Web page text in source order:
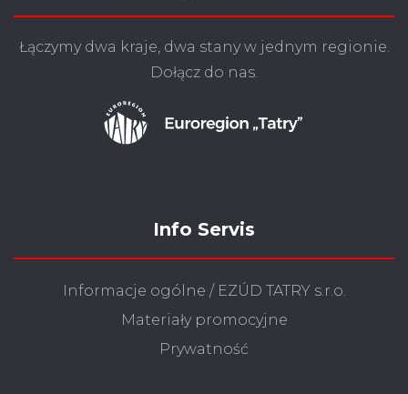
Łączymy dwa kraje, dwa stany w jednym regionie.
Dołącz do nas.
Info Servis
Informacje ogólne / EZÚD TATRY s.r.o.
Materiały promocyjne
Prywatność